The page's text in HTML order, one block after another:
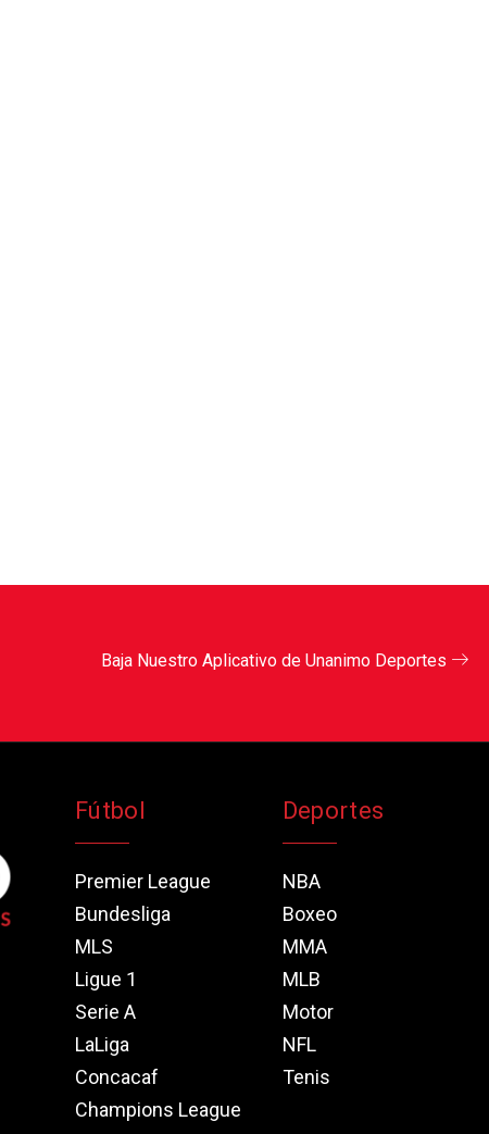
Baja Nuestro Aplicativo de Unanimo Deportes
Fútbol
Premier League
Bundesliga
MLS
Ligue 1
Serie A
LaLiga
Concacaf
Champions League
Deportes
NBA
Boxeo
MMA
MLB
Motor
NFL
Tenis